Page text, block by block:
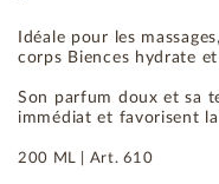
Idéale pour les
corps Biences hydrate
Son parfum doux et sa
immédiat et favorisent
200 ML | Art. 610